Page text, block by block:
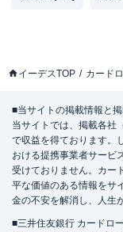
イーデスTOP カード
■当サイトの掲載情報と
当サイトでは、掲載各社
で収益を得ております。
おける提携事業者サービ
受けておりません。カー
平な価値のある情報をサ
金の不安を解消し、人生
■三井住友銀行 カードロ